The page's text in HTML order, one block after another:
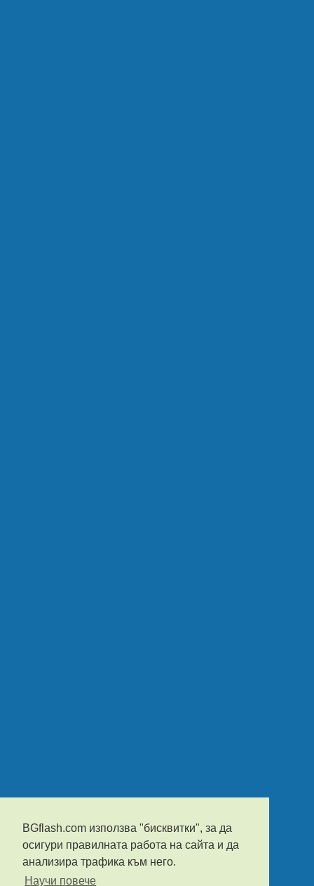
BGflash.com използва "бисквитки", за да
осигури правилната работа на сайта и да
анализира трафика към него.
Научи повече